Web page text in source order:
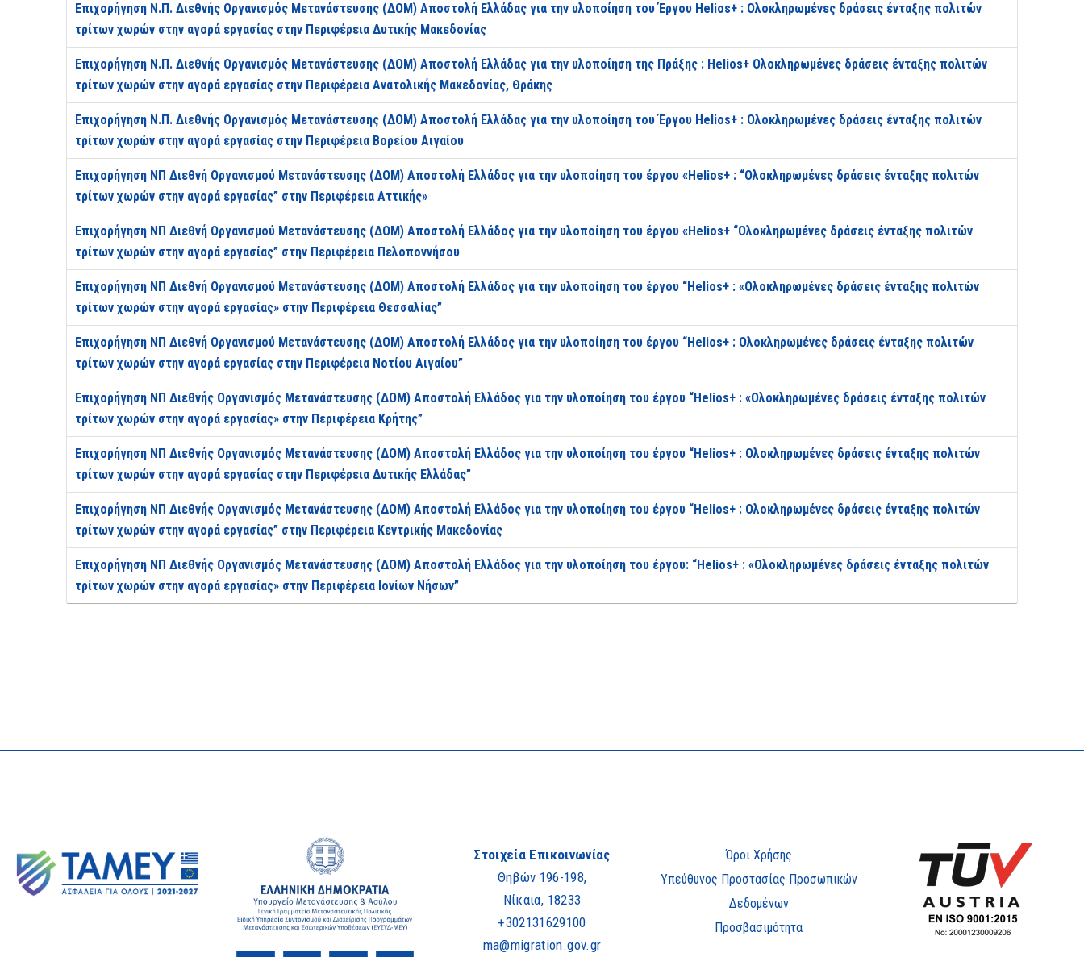
Επιχορήγηση Ν.Π. Διεθνής Οργανισμός Μετανάστευσης (ΔΟΜ) Αποστολή Ελλάδας για την υλοποίηση του Έργου Helios+ : Ολοκληρωμένες δράσεις ένταξης πολιτών
τρίτων χωρών στην αγορά εργασίας στην Περιφέρεια Δυτικής Μακεδονίας
Επιχορήγηση Ν.Π. Διεθνής Οργανισμός Μετανάστευσης (ΔΟΜ) Αποστολή Ελλάδας για την υλοποίηση της Πράξης : Helios+ Ολοκληρωμένες δράσεις ένταξης πολιτών
τρίτων χωρών στην αγορά εργασίας στην Περιφέρεια Ανατολικής Μακεδονίας, Θράκης
Επιχορήγηση Ν.Π. Διεθνής Οργανισμός Μετανάστευσης (ΔΟΜ) Αποστολή Ελλάδας για την υλοποίηση του Έργου Helios+ : Ολοκληρωμένες δράσεις ένταξης πολιτών
τρίτων χωρών στην αγορά εργασίας στην Περιφέρεια Βορείου Αιγαίου
Επιχορήγηση ΝΠ Διεθνή Οργανισμού Μετανάστευσης (ΔΟΜ) Αποστολή Ελλάδος για την υλοποίηση του έργου «Helios+ : “Ολοκληρωμένες δράσεις ένταξης πολιτών
τρίτων χωρών στην αγορά εργασίας” στην Περιφέρεια Αττικής»
Επιχορήγηση ΝΠ Διεθνή Οργανισμού Μετανάστευσης (ΔΟΜ) Αποστολή Ελλάδος για την υλοποίηση του έργου «Helios+ “Ολοκληρωμένες δράσεις ένταξης πολιτών
τρίτων χωρών στην αγορά εργασίας” στην Περιφέρεια Πελοποννήσου
Επιχορήγηση ΝΠ Διεθνή Οργανισμού Μετανάστευσης (ΔΟΜ) Αποστολή Ελλάδος για την υλοποίηση του έργου “Helios+ : «Ολοκληρωμένες δράσεις ένταξης πολιτών
τρίτων χωρών στην αγορά εργασίας» στην Περιφέρεια Θεσσαλίας”
Επιχορήγηση ΝΠ Διεθνή Οργανισμού Μετανάστευσης (ΔΟΜ) Αποστολή Ελλάδος για την υλοποίηση του έργου “Helios+ : Ολοκληρωμένες δράσεις ένταξης πολιτών
τρίτων χωρών στην αγορά εργασίας στην Περιφέρεια Νοτίου Αιγαίου”
Επιχορήγηση ΝΠ Διεθνής Οργανισμός Μετανάστευσης (ΔΟΜ) Αποστολή Ελλάδος για την υλοποίηση του έργου “Helios+ : «Ολοκληρωμένες δράσεις ένταξης πολιτών
τρίτων χωρών στην αγορά εργασίας» στην Περιφέρεια Κρήτης”
Επιχορήγηση ΝΠ Διεθνής Οργανισμός Μετανάστευσης (ΔΟΜ) Αποστολή Ελλάδος για την υλοποίηση του έργου “Helios+ : Ολοκληρωμένες δράσεις ένταξης πολιτών
τρίτων χωρών στην αγορά εργασίας στην Περιφέρεια Δυτικής Ελλάδας”
Επιχορήγηση ΝΠ Διεθνής Οργανισμός Μετανάστευσης (ΔΟΜ) Αποστολή Ελλάδος για την υλοποίηση του έργου “Helios+ : Ολοκληρωμένες δράσεις ένταξης πολιτών
τρίτων χωρών στην αγορά εργασίας” στην Περιφέρεια Κεντρικής Μακεδονίας
Επιχορήγηση ΝΠ Διεθνής Οργανισμός Μετανάστευσης (ΔΟΜ) Αποστολή Ελλάδος για την υλοποίηση του έργου: “Helios+ : «Ολοκληρωμένες δράσεις ένταξης πολιτών
τρίτων χωρών στην αγορά εργασίας» στην Περιφέρεια Ιονίων Νήσων”
Στοιχεία Επικοινωνίας
Θηβών 196-198,
Νίκαια, 18233
+302131629100
ma@migration.gov.gr
Όροι Χρήσης
Υπεύθυνος Προστασίας Προσωπικών
Δεδομένων
Προσβασιμότητα